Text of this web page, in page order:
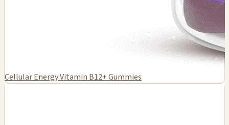
Cellular Energy Vitamin B12+ Gummies